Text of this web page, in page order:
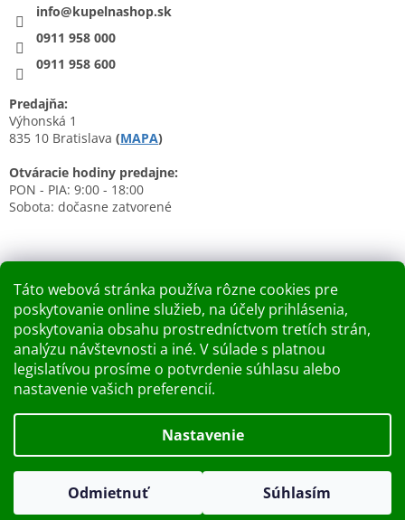
Táto webová stránka používa rôzne cookies pre
poskytovanie online služieb, na účely prihlásenia,
poskytovania obsahu prostredníctvom tretích strán,
analýzu návštevnosti a iné. V súlade s platnou
legislatívou prosíme o potvrdenie súhlasu alebo
nastavenie vašich preferencií.
Nastavenie
Odmietnuť Súhlasím
Dobry deň Chceme Vás informovať, že predajňa bude zatvorená
v piatok 7.8.2026. Ďakujeme za pochopenie S pozdravom
info@kupelnashop.sk
0911 958 000
0911 958 600
Predajňa:
Výhonská 1
835 10 Bratislava (MAPA)
Otváracie hodiny predajne:
PON - PIA: 9:00 - 18:00
Sobota: dočasne zatvorené
Nákupný košík
0KS / 0 €
Kupelnashop.sk
Upraviť nastavenie cookies